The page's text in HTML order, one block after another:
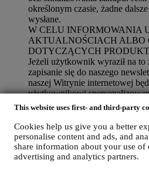
This website uses first- and third-party
Cookies help us give you a better
personalise content and ads, and
share information about your use of
advertising and analytics partners.
określonym czasie, żadne
wysłane.
W CELU INFORMOWANIA
AKTUALNOŚCIACH ALBO
DOTYCZĄCYCH
Jeżeli użytkownik wyraził na to
zapisanie się do naszego
naszej Witrynie internetowej
użytkownikowi
oraz aktualności dotyczące
oddziałach, lokalnych
partnerów. Będziemy
głównie pocztą elektroniczną
społecznościowych, jak również
automatycznych. Tego rodzaju